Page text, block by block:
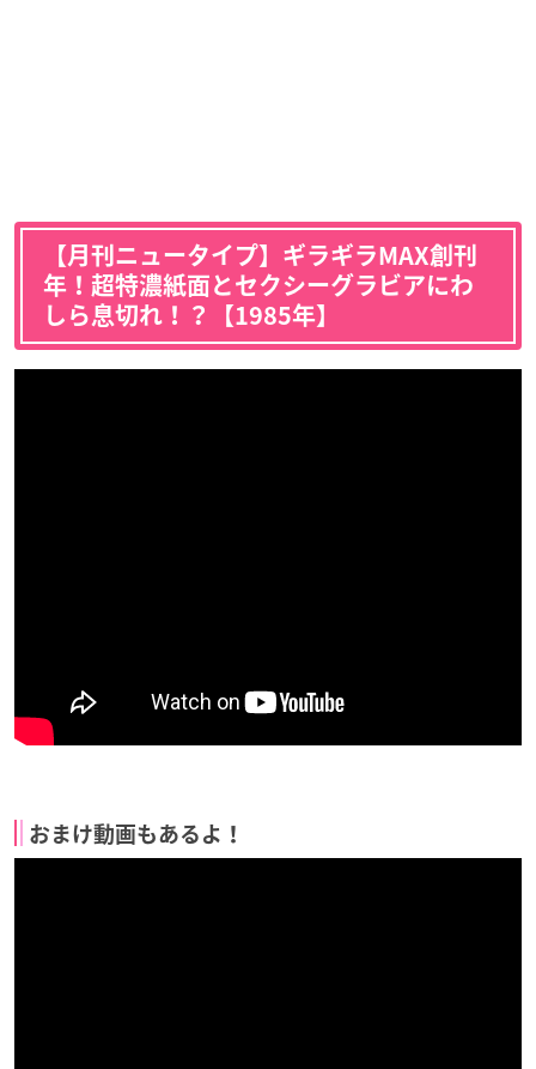
【月刊ニュータイプ】ギラギラMAX創刊
年！超特濃紙面とセクシーグラビアにわ
しら息切れ！？【1985年】
おまけ動画もあるよ！